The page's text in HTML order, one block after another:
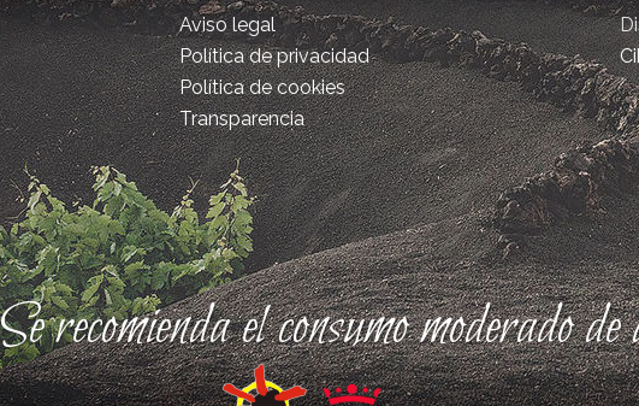
Aviso legal
Política de privacidad
Política de cookies
Transparencia
Se recomienda el consumo moderado de